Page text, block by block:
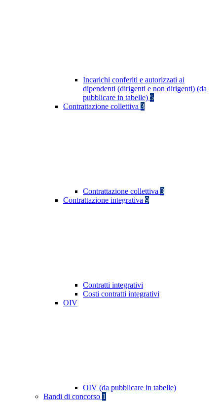
Incarichi conferiti e autorizzati ai
dipendenti (dirigenti e non dirigenti) (da
pubblicare in tabelle) 5
Contrattazione collettiva 3
Contrattazione collettiva 3
Contrattazione integrativa 9
Contratti integrativi
Costi contratti integrativi
OIV
OIV (da pubblicare in tabelle)
Bandi di concorso 1